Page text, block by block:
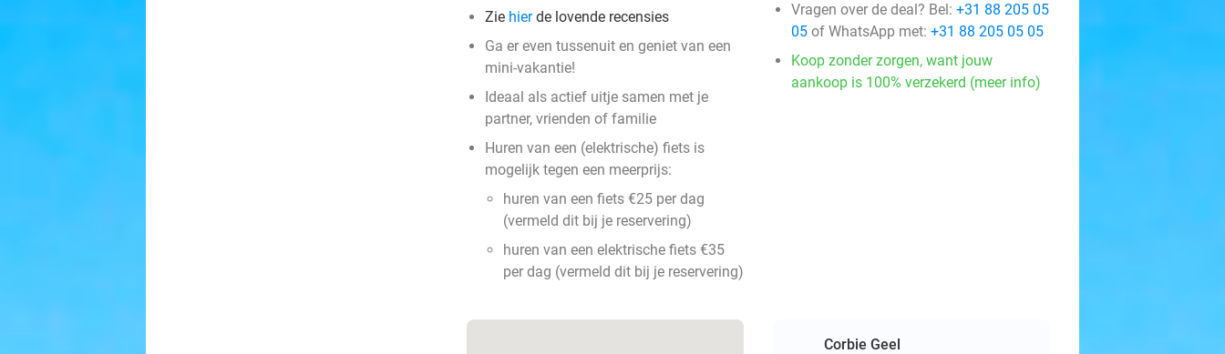
Zie hierde lovende recensies
Ga er even tussenuit en geniet van een
mini-vakantie!
Ideaal als actief uitje samen met je
partner, vrienden of familie
Huren van een (elektrische) fiets is
mogelijk tegen een meerprijs:
huren van een fiets €25 per dag
(vermeld dit bij je reservering)
huren van een elektrische fiets €35
per dag (vermeld dit bij je reservering)
Vragen over de deal? Bel: +31 88 205 05
05 of WhatsApp met: +31 88 205 05 05
Koop zonder zorgen, want jouw
aankoop is 100% verzekerd (meer info)
Corbie Geel